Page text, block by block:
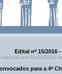
Edital nº 15/2016 -
em 11/03/2016
para a 4ª